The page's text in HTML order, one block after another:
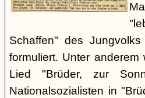
Schaffen" des
formuliert. Unter
Lied "Brüder, zur
Nationalsozialisten in